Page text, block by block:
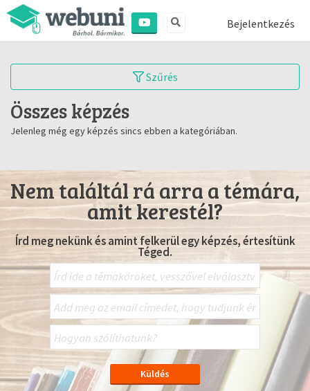
Bejelentkezés
Szűrés
Összes képzés
Jelenleg még egy képzés sincs ebben a kategóriában.
Nem találtál rá arra a témára,
amit kerestél?
Írd meg nekünk és amint felkerül egy képzés, értesítünk
Téged.